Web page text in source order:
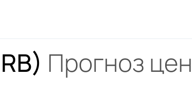
Прогноз цен